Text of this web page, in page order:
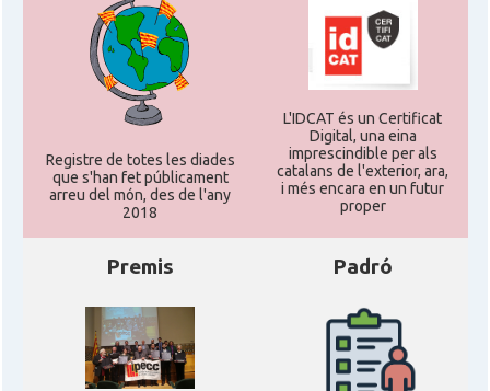
Registre de totes les diades
que s'han fet públicament
arreu del món, des de l'any
2018
L'IDCAT és un Certificat
Digital, una eina
imprescindible per als
catalans de l'exterior, ara,
i més encara en un futur
proper
Premis Padró